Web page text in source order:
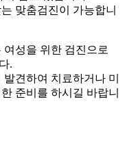
맞춤검진이 가능합니
성을 위한 검진으로
.
견하여 치료하거나 미
준비를 하시길 바랍니